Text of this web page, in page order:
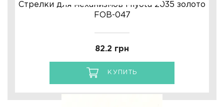
Стрелки для механизмов Miyota 2035 золото
FOB-047
82.2 грн
КУПИТЬ